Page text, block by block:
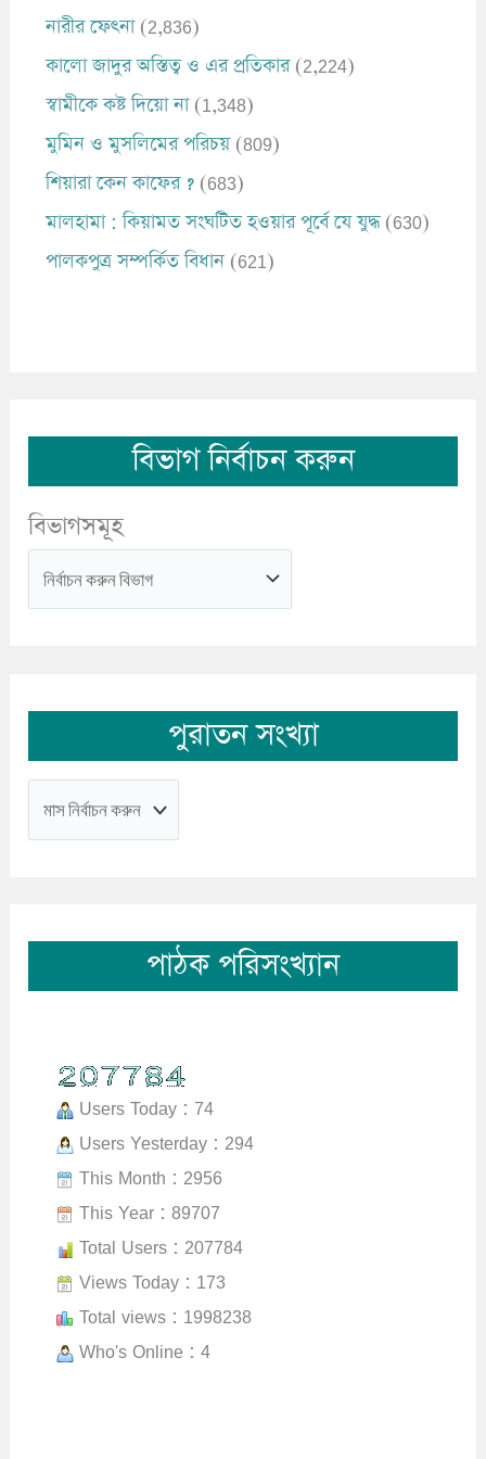
নারীর ফেৎনা (2,836)
কালো জাদুর অস্তিত্ব ও এর প্রতিকার (2,224)
স্বামীকে কষ্ট দিয়ো না (1,348)
মুমিন ও মুসলিমের পরিচয় (809)
শিয়ারা কেন কাফের ? (683)
মালহামা : কিয়ামত সংঘটিত হওয়ার পূর্বে যে যুদ্ধ (630)
পালকপুত্র সম্পর্কিত বিধান (621)
বিভাগ নির্বাচন করুন
বিভাগসমূহ
পুরাতন সংখ্যা
পাঠক পরিসংখ্যান
Users Today : 74
Users Yesterday : 294
This Month : 2956
This Year : 89707
Total Users : 207784
Views Today : 173
Total views : 1998238
Who's Online : 4